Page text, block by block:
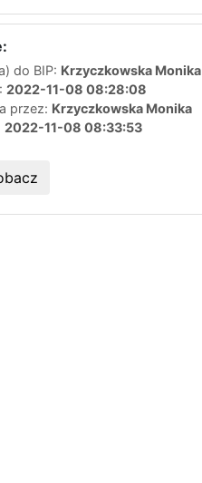
do BIP: Krzyczkowska Monika
2022-11-08 08:28:08
przez: Krzyczkowska Monika
2022-11-08 08:33:53